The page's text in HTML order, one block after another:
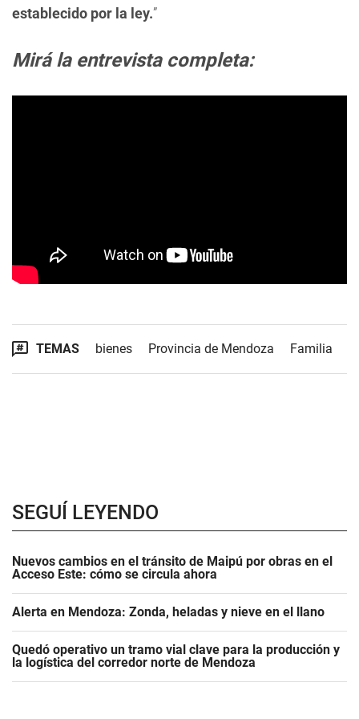
establecido por la ley.”
Mirá la entrevista completa:
TEMAS bienes Provincia de Mendoza Familia
SEGUÍ LEYENDO
Nuevos cambios en el tránsito de Maipú por obras en el
Acceso Este: cómo se circula ahora
Alerta en Mendoza: Zonda, heladas y nieve en el llano
Quedó operativo un tramo vial clave para la producción y
la logística del corredor norte de Mendoza